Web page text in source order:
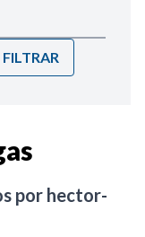
FILTRAR
por hector-